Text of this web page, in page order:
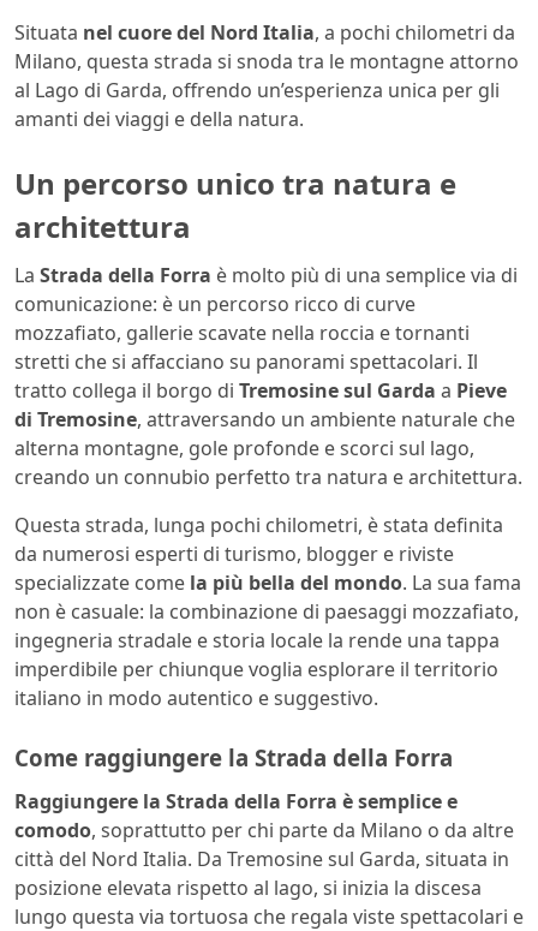
Situata nel cuore del Nord Italia, a pochi chilometri da
Milano, questa strada si snoda tra le montagne attorno
al Lago di Garda, offrendo un’esperienza unica per gli
amanti dei viaggi e della natura.
Un percorso unico tra natura e
architettura
La Strada della Forra è molto più di una semplice via di
comunicazione: è un percorso ricco di curve
mozzafiato, gallerie scavate nella roccia e tornanti
stretti che si affacciano su panorami spettacolari. Il
tratto collega il borgo di Tremosine sul Garda a Pieve
di Tremosine, attraversando un ambiente naturale che
alterna montagne, gole profonde e scorci sul lago,
creando un connubio perfetto tra natura e architettura.
Questa strada, lunga pochi chilometri, è stata definita
da numerosi esperti di turismo, blogger e riviste
specializzate come la più bella del mondo. La sua fama
non è casuale: la combinazione di paesaggi mozzafiato,
ingegneria stradale e storia locale la rende una tappa
imperdibile per chiunque voglia esplorare il territorio
italiano in modo autentico e suggestivo.
Come raggiungere la Strada della Forra
Raggiungere la Strada della Forra è semplice e
comodo, soprattutto per chi parte da Milano o da altre
città del Nord Italia. Da Tremosine sul Garda, situata in
posizione elevata rispetto al lago, si inizia la discesa
lungo questa via tortuosa che regala viste spettacolari e